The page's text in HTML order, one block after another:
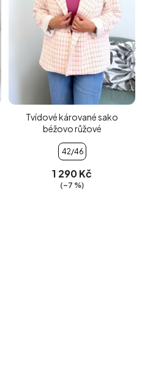
Tvídové kárované sako
béžovo růžové
42/46
1 290 Kč
(–7 %)